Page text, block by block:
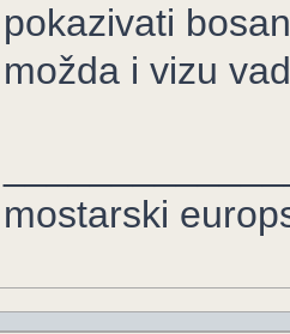
pokazivati
možda i vizu
mostarski